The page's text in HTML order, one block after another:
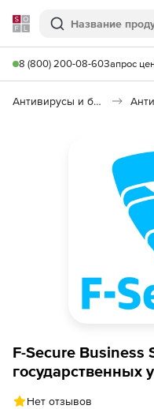
Softline
Поиск
8 (800) 200-08-60Запрос
Антивирусы и безопасность
F-Secure Business
государственных
Нет отзывов